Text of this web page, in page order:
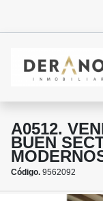
A0512.
BUEN
Código. 9562092